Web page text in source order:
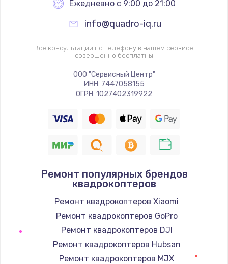
700 руб.
Заказать
Замена ТЭНа
Заказать
Замена шнура
Заказать
Замена / ремонт электронного модуля
управления
600 руб.
Заказать
Ежедневно с 9:00 до 21:00
info@quadro-iq.ru
Все консультации по телефону в нашем сервисе
совершенно бесплатны
ООО "Сервисный Центр"
ИНН: 7447058155
ОГРН: 1027402319922
Ремонт популярных брендов
квадрокоптеров
Ремонт квадрокоптеров Xiaomi
Ремонт квадрокоптеров GoPro
Ремонт квадрокоптеров DJI
Ремонт квадрокоптеров Hubsan
Ремонт квадрокоптеров MJX